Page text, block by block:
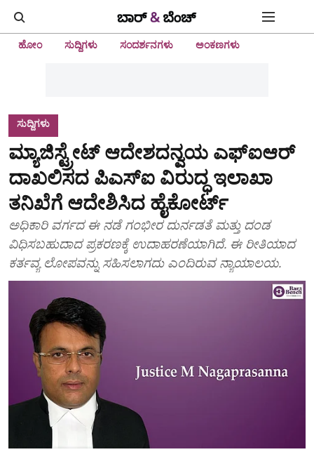
ಹೋಂ ಸುದ್ದಿಗಳು ಸಂದರ್ಶನಗಳು ಅಂಕಣಗಳು
ಸುದ್ದಿಗಳು
ಮ್ಯಾಜಿಸ್ಟ್ರೇಟ್‌ ಆದೇಶದನ್ವಯ ಎಫ್‌ಐಆರ್‌
ದಾಖಲಿಸದ ಪಿಎಸ್‌ಐ ವಿರುದ್ಧ ಇಲಾಖಾ
ತನಿಖೆಗೆ ಆದೇಶಿಸಿದ ಹೈಕೋರ್ಟ್‌
ಅಧಿಕಾರಿ ವರ್ಗದ ಈ ನಡೆ ಗಂಭೀರ ದುರ್ನಡತೆ ಮತ್ತು ದಂಡ
ವಿಧಿಸಬಹುದಾದ ಪ್ರಕರಣಕ್ಕೆ ಉದಾಹರಣೆಯಾಗಿದೆ. ಈ ರೀತಿಯಾದ
ಕರ್ತವ್ಯ ಲೋಪವನ್ನು ಸಹಿಸಲಾಗದು ಎಂದಿರುವ ನ್ಯಾಯಾಲಯ.